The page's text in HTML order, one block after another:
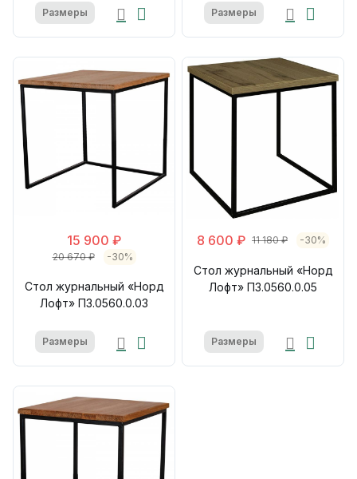
Размеры Размеры
15 900 ₽
20 670 ₽ -30%
Стол журнальный «Норд
Лофт» П3.0560.0.03
Размеры
8 600 ₽ 11 180 ₽ -30%
Стол журнальный «Норд
Лофт» П3.0560.0.05
Размеры